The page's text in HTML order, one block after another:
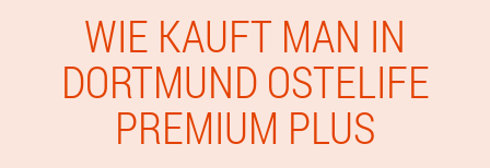
WIE KAUFT MAN IN
DORTMUND OSTELIFE
PREMIUM PLUS